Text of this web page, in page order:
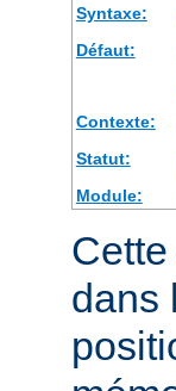
Syntaxe:
Défaut:
Contexte:
Statut:
Module:
dans